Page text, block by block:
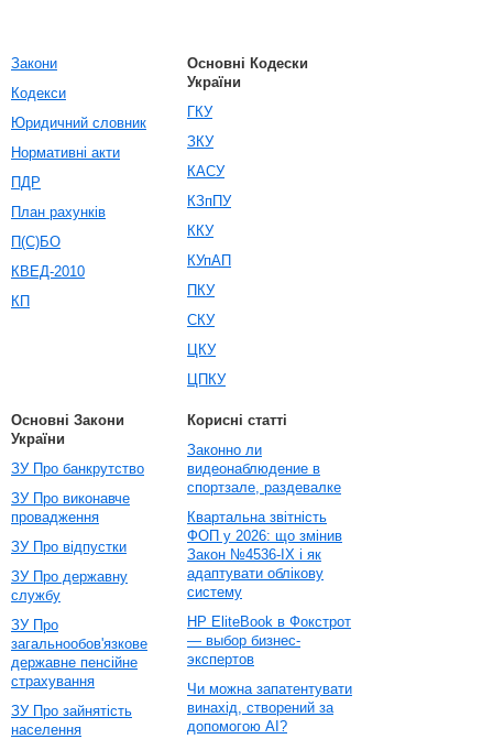
Закони
Кодекси
Юридичний словник
Нормативні акти
ПДР
План рахунків
П(С)БО
КВЕД-2010
КП
Основні Кодески
України
ГКУ
ЗКУ
КАСУ
КЗпПУ
ККУ
КУпАП
ПКУ
СКУ
ЦКУ
ЦПКУ
Основні Закони
України
ЗУ Про банкрутство
ЗУ Про виконавче
провадження
ЗУ Про відпустки
ЗУ Про державну
службу
ЗУ Про
загальнообов'язкове
державне пенсійне
страхування
ЗУ Про зайнятість
населення
Корисні статті
Законно ли
видеонаблюдение в
спортзале, раздевалке
Квартальна звітність
ФОП у 2026: що змінив
Закон №4536-IX і як
адаптувати облікову
систему
HP EliteBook в Фокстрот
— выбор бизнес-
экспертов
Чи можна запатентувати
винахід, створений за
допомогою AI?